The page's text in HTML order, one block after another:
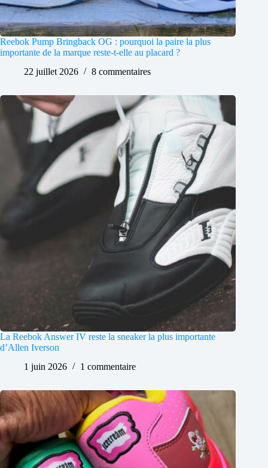
Reebok Pump Bringback OG : pourquoi la paire la plus
importante de la marque reste-t-elle au placard ?
22 juillet 2026
8 commentaires
La Reebok Answer IV reste la sneaker la plus importante
d’Allen Iverson
1 juin 2026
1 commentaire